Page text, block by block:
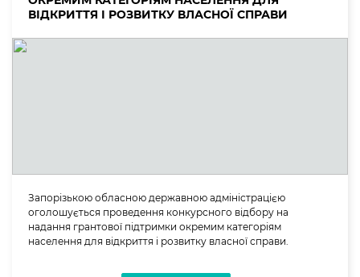
ВІДКРИТТЯ І РОЗВИТКУ ВЛАСНОЇ СПРАВИ
Запорізькою обласною державною адміністрацією
оголошується проведення конкурсного відбору на
надання грантової підтримки окремим категоріям
населення для відкриття і розвитку власної справи.